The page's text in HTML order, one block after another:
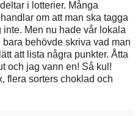
i lotterier. Många
om att man ska tagga
Men nu hade vår lokala
behövde skriva vad man
att lista några punkter. Åtta
och jag vann en! Så kul!
flera sorters choklad och